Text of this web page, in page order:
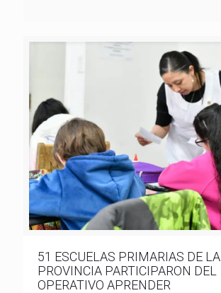
51 ESCUELAS PRIMARIAS DE LA
PROVINCIA PARTICIPARON DEL
OPERATIVO APRENDER